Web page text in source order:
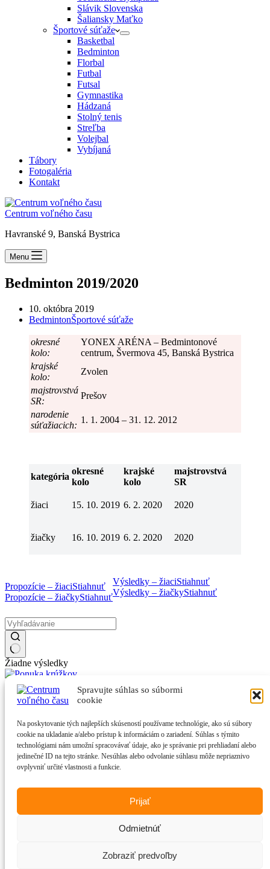
Spravujte súhlas so súbormi
cookie
Na poskytovanie tých najlepších skúseností používame technológie, ako sú súbory
cookie na ukladanie a/alebo prístup k informáciám o zariadení. Súhlas s týmito
technológiami nám umožní spracovávať údaje, ako je správanie pri prehliadaní alebo
jedinečné ID na tejto stránke. Nesúhlas alebo odvolanie súhlasu môže nepriaznivo
ovplyvniť určité vlastnosti a funkcie.
Prijať
Odmietnúť
Zobraziť predvoľby
Slávik Slovenska
Šaliansky Maťko
Športové súťaže
Basketbal
Bedminton
Florbal
Futbal
Futsal
Gymnastika
Hádzaná
Stolný tenis
Streľba
Volejbal
Vybíjaná
Tábory
Fotogaléria
Kontakt
Centrum voľného času
Havranské 9, Banská Bystrica
Menu
Bedminton 2019/2020
10. októbra 2019
BedmintonŠportové súťaže
okresné
kolo:
YONEX ARÉNA – Bedmintonové
centrum, Švermova 45, Banská Bystrica
krajské
kolo:
Zvolen
majstrovstvá
SR:
Prešov
narodenie
súťažiacich:
1. 1. 2004 – 31. 12. 2012
kategória
okresné
kolo
krajské
kolo
majstrovstvá
SR
žiaci 15. 10. 2019 6. 2. 2020 2020
žiačky 16. 10. 2019 6. 2. 2020 2020
Propozície – žiaciStiahnuť
Propozície – žiačkyStiahnuť
Výsledky – žiaciStiahnuť
Výsledky – žiačkyStiahnuť
Žiadne výsledky
CVČ na Facebooku
CVČ Havranské
Kliknutím prijmete súbory cookie marketing a povolíte tento obsah
CVČ na Instagrame